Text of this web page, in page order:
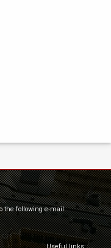
the following e-mail
Useful links: